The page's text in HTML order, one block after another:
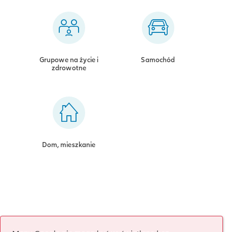
Grupowe na życie i
zdrowotne
Samochód
Dom, mieszkanie